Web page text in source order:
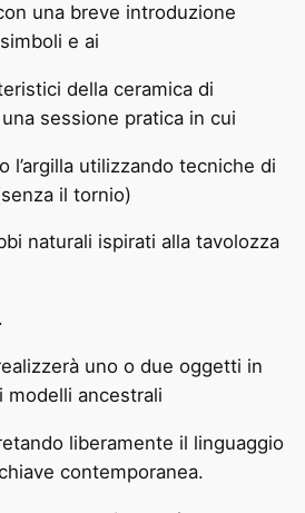
una breve introduzione
e ai
della ceramica di
sessione pratica in cui
l’argilla utilizzando tecniche di
il tornio)
naturali ispirati alla tavolozza
uno o due oggetti in
modelli ancestrali
liberamente il linguaggio
contemporanea.